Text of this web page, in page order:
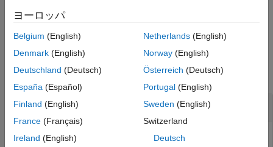
バージョン履歴
例
例
すべて折りたたむ
与えられた温度に対する相対温度比を決定する
ヨーロッパ
Belgium (English)
Denmark (English)
Deutschland (Deutsch)
España (Español)
Finland (English)
France (Français)
Ireland (English)
Netherlands(English)
Norway(English)
Österreich (Deutsch)
Portugal(English)
Sweden (English)
Switzerland
Deutsch